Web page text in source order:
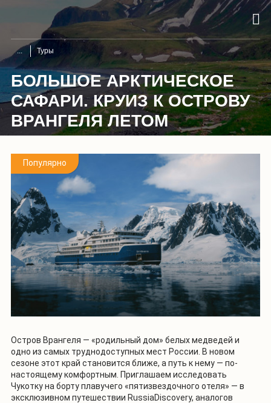
Туры
БОЛЬШОЕ АРКТИЧЕСКОЕ
САФАРИ. КРУИЗ К ОСТРОВУ
ВРАНГЕЛЯ ЛЕТОМ
Популярно
Остров Врангеля — «родильный дом» белых медведей и
одно из самых труднодоступных мест России. В новом
сезоне этот край становится ближе, а путь к нему — по-
настоящему комфортным. Приглашаем исследовать
Чукотку на борту плавучего «пятизвездочного отеля» — в
эксклюзивном путешествии RussiaDiscovery, аналогов